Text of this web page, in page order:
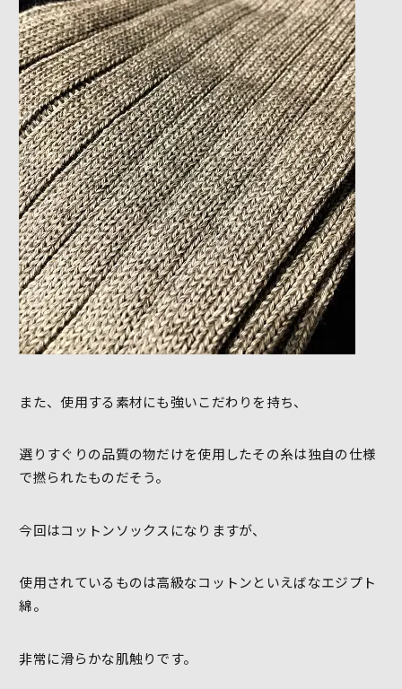
また、使用する素材にも強いこだわりを持ち、
選りすぐりの品質の物だけを使用したその糸は独自の仕様
で撚られたものだそう。
今回はコットンソックスになりますが、
使用されているものは高級なコットンといえばなエジプト
綿。
非常に滑らかな肌触りです。